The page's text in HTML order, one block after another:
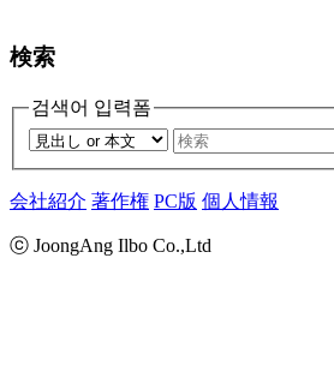
検索
검색어 입력폼
会社紹介 著作権 PC版 個人情報
ⓒ JoongAng Ilbo Co.,Ltd